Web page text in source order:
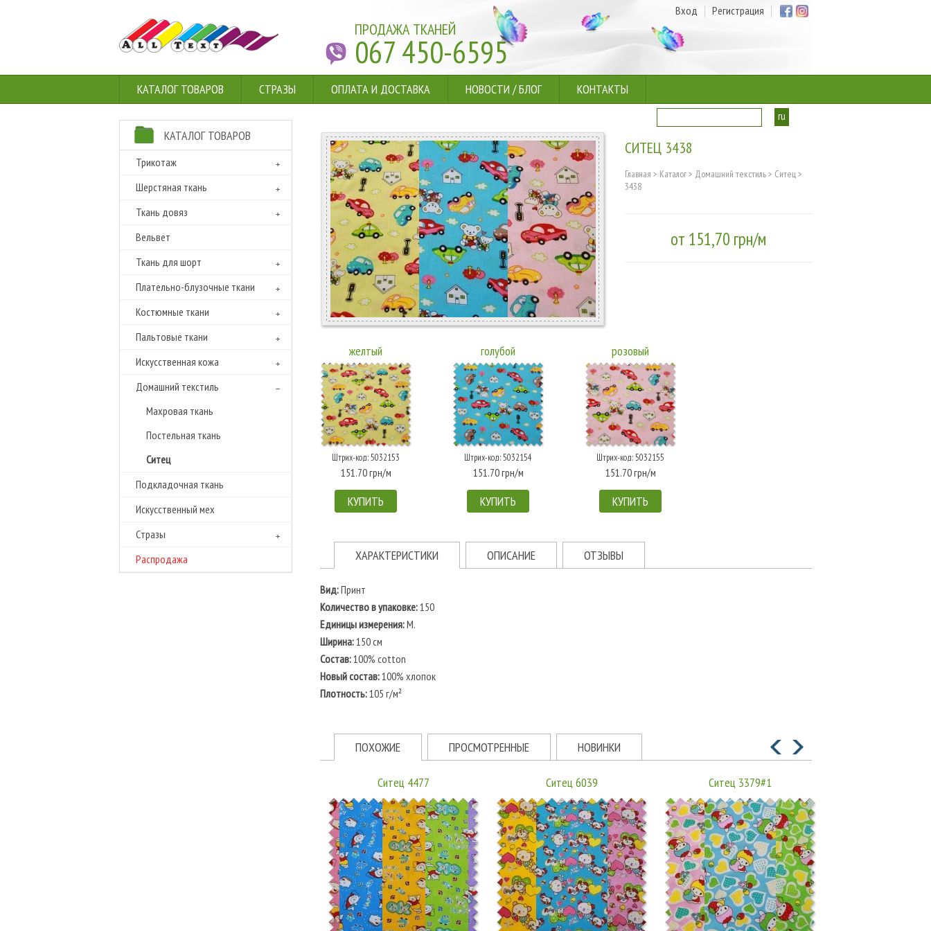
ПРОДАЖА ТКАНЕЙ
067 450-6595
Вход Регистрация
КАТАЛОГ ТОВАРОВ СТРАЗЫ ОПЛАТА И ДОСТАВКА НОВОСТИ /БЛОГ КОНТАКТЫ
ru
КАТАЛОГ ТОВАРОВ
Трикотаж
Шерстяная ткань
Ткань довяз
Вельвет
Ткань для шорт
Плательно-блузочные ткани
Костюмные ткани
Пальтовые ткани
Искусственная кожа
Домашний текстиль
Махровая ткань
Постельная ткань
Ситец
Подкладочная ткань
Искусственный мех
Cтразы
Распродажа
СИТЕЦ 3438
Главная > Каталог> Домашний текстиль> Ситец>
3438
от 151,70 грн/м
желтый
Штрих-код: 5032153
151.70 грн/м
КУПИТЬ
голубой
Штрих-код: 5032154
151.70 грн/м
КУПИТЬ
розовый
Штрих-код: 5032155
151.70 грн/м
КУПИТЬ
ХАРАКТЕРИСТИКИ ОПИСАНИЕ ОТЗЫВЫ
Вид:Принт
Количество в упаковке:150
Единицы измерения:М.
Ширина:150 см
Состав:100% cotton
Новый состав:100% хлопок
Плотность:105 г/м²
ПОХОЖИЕ ПРОСМОТРЕННЫЕ НОВИНКИ
Ситец 4477 Ситец 6039 Ситец 3379#1